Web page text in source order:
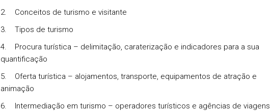
2. Conceitos de turismo e visitante
3. Tipos de turismo
4. Procura turística – delimitação, caraterização e indicadores para a sua
quantificação
5. Oferta turística – alojamentos, transporte, equipamentos de atração e
animação
6. Intermediação em turismo – operadores turísticos e agências de viagens